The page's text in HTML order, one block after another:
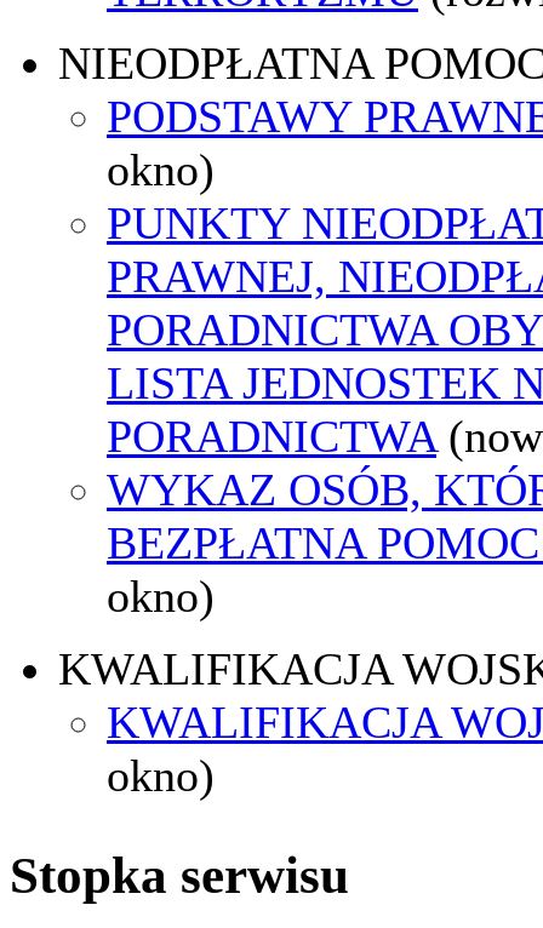
NIEODPŁATNA
PODSTAWY
okno)
PUNKTY
PRAWNEJ,
PORADNICTWA
LISTA JEDNOSTEK
PORADNICTWA
WYKAZ OSÓB,
BEZPŁATNA
okno)
KWALIFIKACJA
KWALIFIKACJA
okno)
Stopka serwisu